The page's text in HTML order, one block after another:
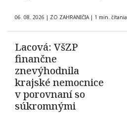
06. 08. 2026 | ZO ZAHRANIČIA | 1 min. čítania
Lacová: VšZP
finančne
znevýhodnila
krajské nemocnice
v porovnaní so
súkromnými